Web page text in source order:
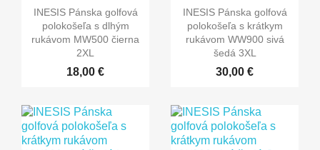
INESIS Pánska golfová
polokošeľa s dlhým
rukávom MW500 čierna
2XL
18,00 €
INESIS Pánska golfová
polokošeľa s krátkym
rukávom WW900 sivá
šedá 3XL
30,00 €